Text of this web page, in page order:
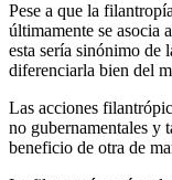
Pese a que la
últimamente se asocia
esta sería sinónimo de
diferenciarla bien del
Las acciones
no gubernamentales y
beneficio de otra de